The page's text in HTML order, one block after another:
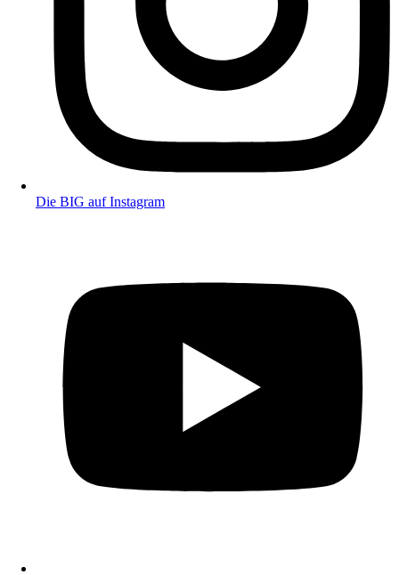
Die BIG auf Instagram